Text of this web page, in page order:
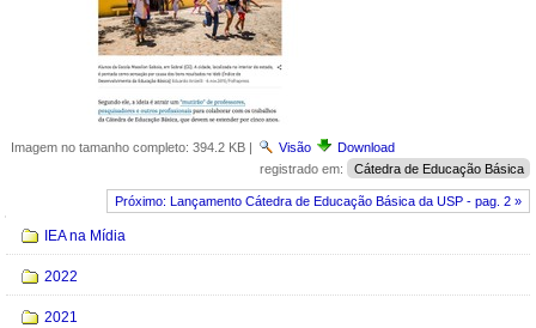
Imagem no tamanho completo: 394.2 KB| Visão
Download
registrado em:
Cátedra de Educação Básica
Próximo: Lançamento Cátedra de Educação Básica da USP - pag. 2 »
IEA na Mídia
2022
2021